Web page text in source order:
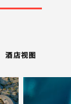
酒店视图